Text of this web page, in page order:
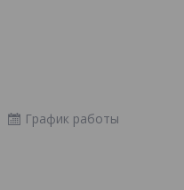
График работы